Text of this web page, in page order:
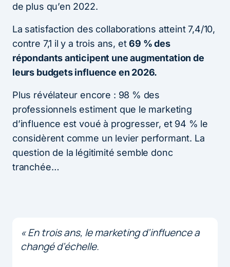
de plus qu’en 2022.
La satisfaction des collaborations atteint 7,4/10,
contre 7,1 il y a trois ans, et69 % des
répondants anticipent une augmentation de
leurs budgets influence en 2026.
Plus révélateur encore : 98 % des
professionnels estiment que le marketing
d’influence est voué à progresser, et 94 % le
considèrent comme un levier performant. La
question de la légitimité semble donc
tranchée…
« En trois ans, le marketing d’influence a
changé d’échelle.